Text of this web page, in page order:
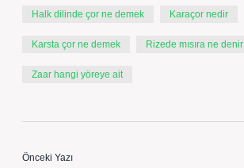
Halk dilinde çor ne demek Karaçor nedir
Karsta çor ne demek Rizede mısıra ne denir
Zaar hangi yöreye ait
Önceki Yazı